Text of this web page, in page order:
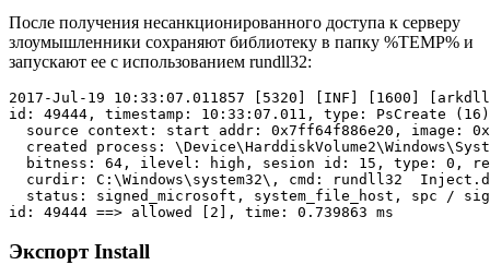
После получения несанкционированного доступа к серверу
злоумышленники сохраняют библиотеку в папку %TEMP% и
запускают ее с использованием rundll32:
2017-Jul-19 10:33:07.011857 [5320] [INF] [1600]
id: 49444, timestamp: 10:33:07.011, type: PsCreate
source context: start addr: 0x7ff64f886e20, image:
created process:
bitness: 64, ilevel: high, sesion id: 15, type: 0,
curdir: C:\Windows\system32\, cmd: rundll32
status: signed_microsoft, system_file_host, spc /
Экспорт Install